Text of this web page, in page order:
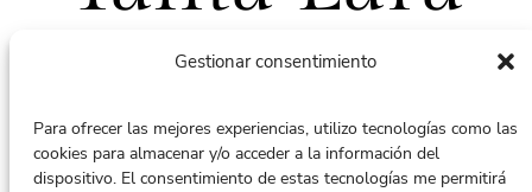
Gestionar consentimiento
Para ofrecer las mejores experiencias, utilizo tecnologías como las
cookies para almacenar y/o acceder a la información del
dispositivo. El consentimiento de estas tecnologías me permitirá
Puedes contactar conmigo en: